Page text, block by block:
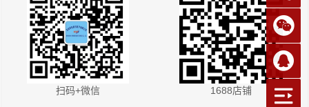
扫码+微信 1688店铺